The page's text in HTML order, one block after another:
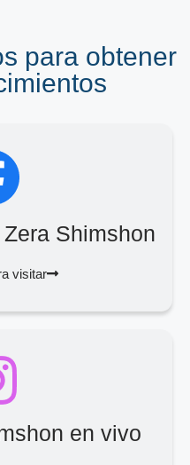
para obtener
Shimshon
visitar
en vivo